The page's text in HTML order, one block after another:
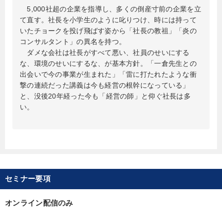
5,000社超の企業を指導し、多くの倒産寸前の企業を立
て直す。社長を小学生のように叱りつけ、時には持って
いたチョークを投げ飛ばす姿から「社長の教祖」「炎の
コンサルタント」の異名を持つ。
ダメな会社は社長がすべて悪い、社員のせいにする
な、環境のせいにするな、が基本方針。「一倉先生との
出会いで今の事業が生まれた」「雷に打たれたような衝
撃の連続だった講義は今も経営の根幹になっている」
と、没後20年経った今も「経営の師」と仰ぐ社長は多
い。
セミナー要項
オンライン配信のみ